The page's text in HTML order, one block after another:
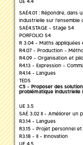
SAÉ4.01 : Répondre,
industrielle sur l'ensemble
SAÉ4.STAGE - Stage S4
PORFOLIO S4
R 3.04 - Maths
R4.07 - Production -
R4.09 - Organisation et
R4.13 - Expression -
R4.14 - Langues
TEDS
C5 - Proposer des
problématique industrielle
UE 3.5
SAÉ 3.02 II - Améliorer
R3.14 - Langues
R3.15 - Projet personnel
R3.18 - II - Innovation